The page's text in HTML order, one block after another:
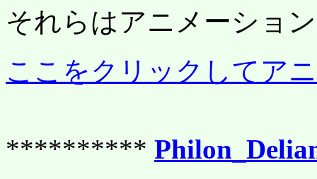
それらはアニメーショ
ここをクリックしてア
**********